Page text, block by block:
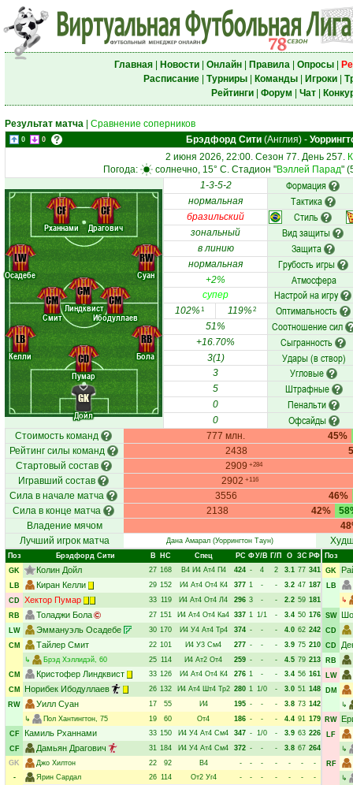
Главная| Новости| Онлайн| Правила| Опросы|
Расписание| Турниры| Команды| Игроки|
Рейтинги| Форум Чат|
Результат матча Сравнение соперников
0 0 Брэдфорд Сити(Англия)-
2 июня 2026, 22:00. Сезон 77. День 257.
Погода:
солнечно, 15° C. Стадион "Вэллей Парад"
Дойл
Келли
Пумар
Бола
Осадебе
Смит
Линдквист
Ибодуллаев
Суан
Рханнами Драгович
GK
LB
CD
RB
LW
CM
CM
CM
RW
CF CF
1-3-5-2 Формация
нормальная Тактика
бразильский Стиль
зональный Вид защиты
в линию Защита
нормальная Грубость игры
+2% Атмосфера
супер Настрой на игру
102%1 119%2 Оптимальность
51% Соотношение сил
+16.70% Сыгранность
3(1) Удары (в створ)
3 Угловые
5 Штрафные
0 Пенальти
0 Офсайды
Стоимость команд 777 млн.
45%
Рейтинг силы команд
2438
Стартовый состав
2909 +284
Игравший состав 2902 +116
Сила в начале матча 3556
46%
Сила в конце матча
2138 42%
Владение мячом
Лучший игрок матча
Дана Амарал (Уоррингтон Таун)
Поз Брэдфорд Сити В НC Спец РC ФУ/В Г/П О ЗС РФ
GK
Колин Дойл 27 168 В4 И4 Ат4 П4 424 - 4 2 3.1 77 341
LB
Киран Келли 29 152 И4 Ат4 От4 К4 377 1 - - 3.2 47 187
CD Хектор Пумар 33 119 И4 Ат4 От4 Л4 296 3 - - 2.2 59 181
RB
Толаджи Бола 27 151 И4 Ат4 От4 Ка4 337 1 1/1 - 3.4 50 176
LW
Эммануэль Осадебе 30 170 И4 У4 Ат4 Тр4 374 - - - 4.0 62 242
CM
Тайлер Смит 22 101 И4 У3 См4 277 - - - 3.9 75 210
↳
Брэд Хэллидэй, 60 25 114 И4 Ат2 От4 259 - - - 4.5 79 213
CM
Кристофер Линдквист 33 126 И4 Ат4 От4 К4 276 1 - - 3.4 56 161
CM
Норибек Ибодуллаев 26 132 И4 Ат4 Шт4 Тр2 280 1 1/0 - 3.0 51 148
RW
Уилл Суан 17 55 И4 195 - - - 3.8 73 142
↳
Пол Хантингтон, 75 19 60 От4 186 - - - 4.4 91 179
CF
Камиль Рханнами 33 150 И4 У4 Ат4 См4 347 - 1/0 - 3.9 63 226
CF
Дамьян Драгович 31 184 И4 У4 Ат4 См4 372 - - - 3.8 67 264
GK
Джо Хилтон 22 92 В4 - - - - - -
-
-
Ярин Сардал 26 114 От2 Уг4 - - - - - -
-
Поз
GK
LB
↳
SW
CD
CD
RB
LW
DM
↳
RW
LF
↳
RF
↳